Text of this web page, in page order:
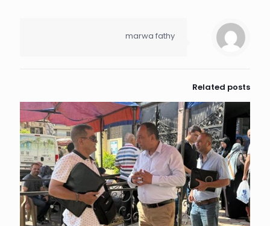
marwa fathy
Related posts